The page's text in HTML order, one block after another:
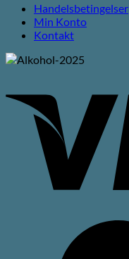
Handelsbetingelser
Min Konto
Kontakt